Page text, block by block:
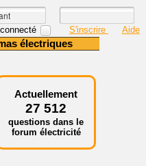
S'inscrire Aide
électriques
Actuellement
27 512
questions dans le
forum électricité